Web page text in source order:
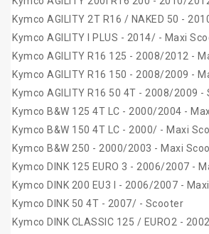
Kymco AGILITY 2T R16 / NAKED 50 -
Kymco AGILITY I PLUS - 2014/ - Maxi
Kymco AGILITY R16 125 - 2008/2012 -
Kymco AGILITY R16 150 - 2008/2009 -
Kymco AGILITY R16 50 4T - 2008/2009 -
Kymco B&W 125 4T LC - 2000/2004 -
Kymco B&W 150 4T LC - 2000/ - Maxi
Kymco B&W 250 - 2000/2003 - Maxi
Kymco DINK 125 EURO 3 - 2006/2007 -
Kymco DINK 200 EU3 I - 2006/2007 -
Kymco DINK 50 4T - 2007/ - Scooter
Kymco DINK CLASSIC 125 / EURO2 -